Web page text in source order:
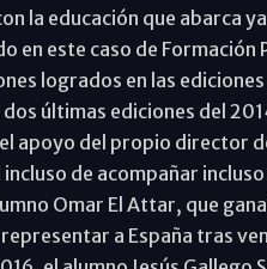
la educación que abarca
en este caso de Formación
logrados en las
últimas ediciones del
apoyo del propio director
de acompañar
Omar El Attar, que
a España tras